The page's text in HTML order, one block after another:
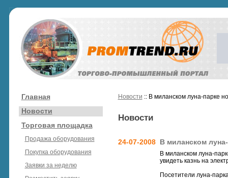
Главная
Новости
Торговая площадка
Продажа оборудования
Покупка оборудования
Заявки за неделю
Новости :: В миланском луна-парке
Новости
24-07-2008 В миланском
В миланском луна-
увидеть казнь на
Посетители луна-